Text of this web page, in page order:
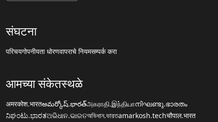
संघटना
परिचयगोपनीयता धोरणवापराचे नियमसम्पर्क करा
आमच्या संकेतस्थळे
अमरकोश.भारतఅమర్కోష్.భారత్அகராதி.இந்தியாനിഘണ്ടു.ഭാരതം
ನಿಘಂಟು.ಭಾರತଅଭିଧାନ.ଭାରତঅভিধান.ভারতamarkosh.techचौपाल.भारत